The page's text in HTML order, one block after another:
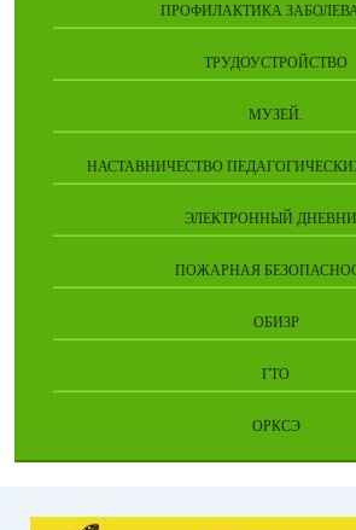
ПРОФИЛАКТИКА
ТРУДОУСТРОЙСТВО
МУЗЕЙ.
НАСТАВНИЧЕСТВО
ЭЛЕКТРОННЫЙ
ПОЖАРНАЯ
ОБИЗР
ГТО
ОРКСЭ